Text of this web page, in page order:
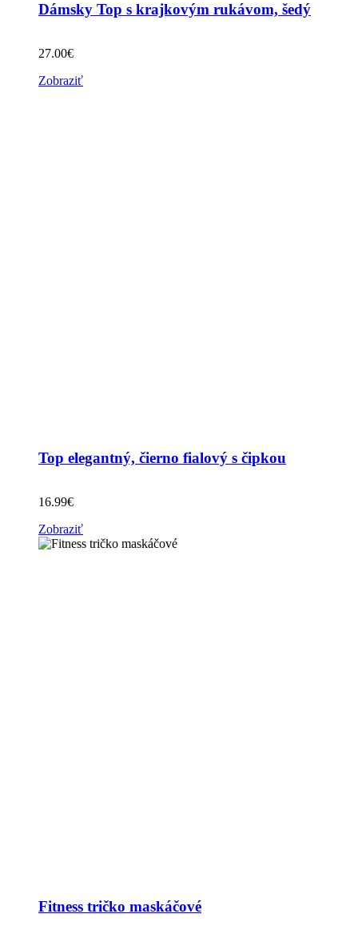
Dámsky Top s krajkovým rukávom, šedý
27.00€
Zobraziť
Top elegantný, čierno fialový s čipkou
16.99€
Zobraziť
Fitness tričko maskáčové